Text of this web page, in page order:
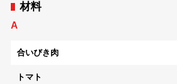
材料
A
合いびき肉
トマト